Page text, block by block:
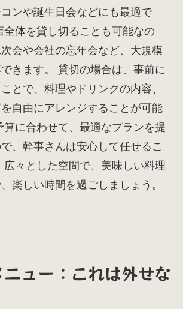
ンや誕生日会などにも最適で
全体を貸し切ることも可能なの
会や会社の忘年会など、大規模
きます。 貸切の場合は、事前に
とで、料理やドリンクの内容、
自由にアレンジすることが可能
算に合わせて、最適なプランを提
、幹事さんは安心して任せるこ
広々とした空間で、美味しい料理
楽しい時間を過ごしましょう。
ュー：これは外せな